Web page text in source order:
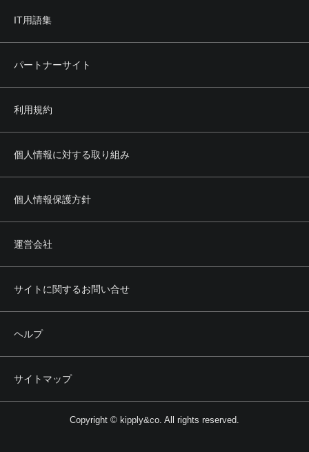
IT用語集
パートナーサイト
利用規約
個人情報に対する取り組み
個人情報保護方針
運営会社
サイトに関するお問い合せ
ヘルプ
サイトマップ
Copyright © kipply&co. All rights reserved.